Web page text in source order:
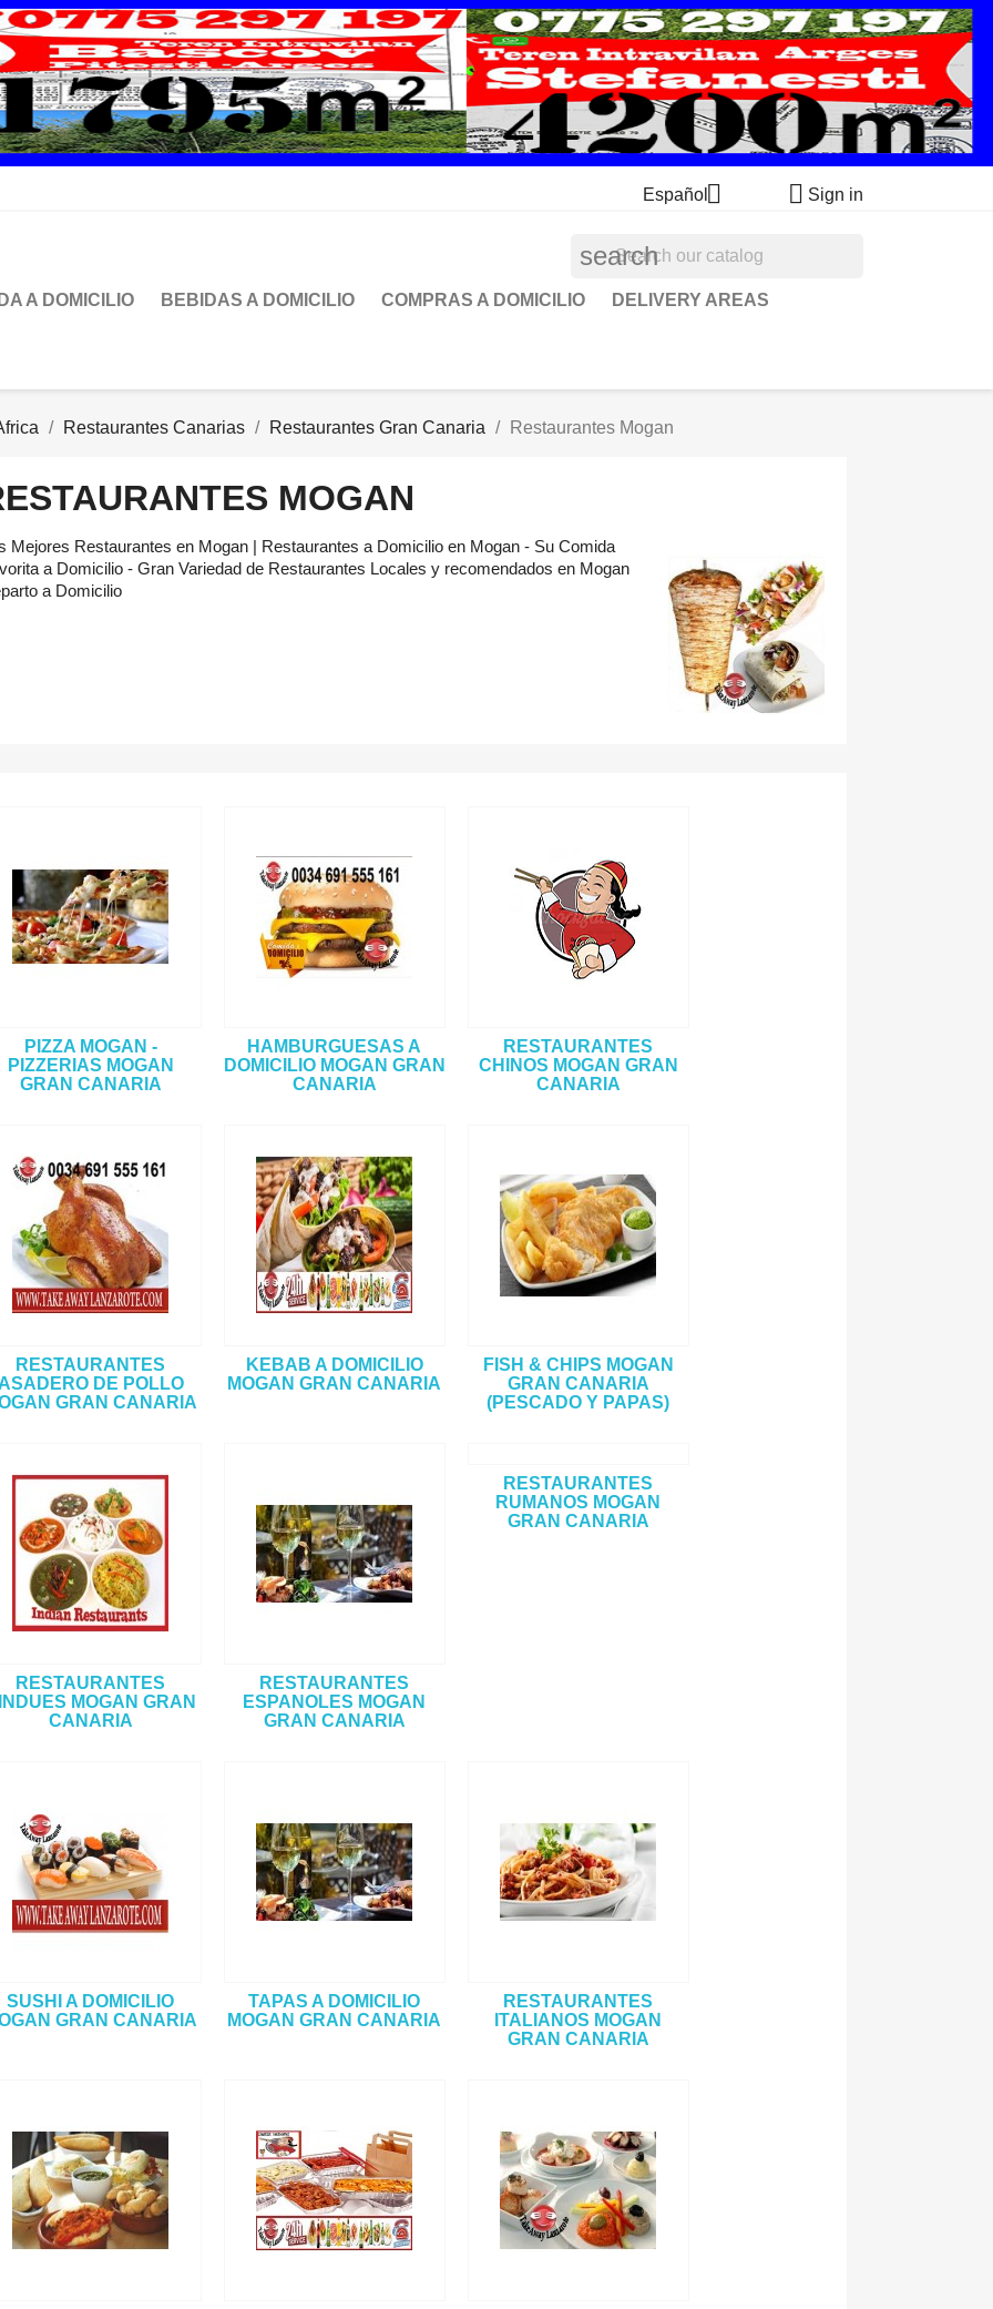
Español  Sign in
search
A DOMICILIO BEBIDAS A DOMICILIO COMPRAS A DOMICILIO DELIVERY AREAS
Restaurantes Canarias Restaurantes Gran Canaria Restaurantes Mogan
MOGAN
Mejores Restaurantes en Mogan | Restaurantes a Domicilio en Mogan - Su Comida
a Domicilio - Gran Variedad de Restaurantes Locales y recomendados en Mogan
a Domicilio
PIZZA MOGAN -
PIZZERIAS MOGAN
GRAN CANARIA
HAMBURGUESAS A
DOMICILIO MOGAN GRAN
CANARIA
RESTAURANTES
CHINOS MOGAN GRAN
CANARIA
RESTAURANTES
DE POLLO
GRAN CANARIA
KEBAB A DOMICILIO
MOGAN GRAN CANARIA
FISH & CHIPS MOGAN
GRAN CANARIA
(PESCADO Y PAPAS)
RESTAURANTES
MOGAN GRAN
CANARIA
RESTAURANTES
ESPANOLES MOGAN
GRAN CANARIA
RESTAURANTES
RUMANOS MOGAN
GRAN CANARIA
SUSHI A DOMICILIO
GRAN CANARIA
TAPAS A DOMICILIO
MOGAN GRAN CANARIA
RESTAURANTES
ITALIANOS MOGAN
GRAN CANARIA